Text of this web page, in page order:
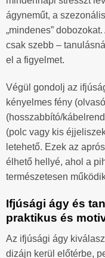
ágyneműt, a
„mindenes”
csak szebb –
el a figyelmet.
Végül gondolj az
kényelmes fény
(hosszabbító/
(polc vagy kis
letehető. Ezek az
élhető hellyé, ahol a
természetesen
Ifjúsági ágy és
praktikus és
Az ifjúsági ágy
dizájn kerül előtérbe,